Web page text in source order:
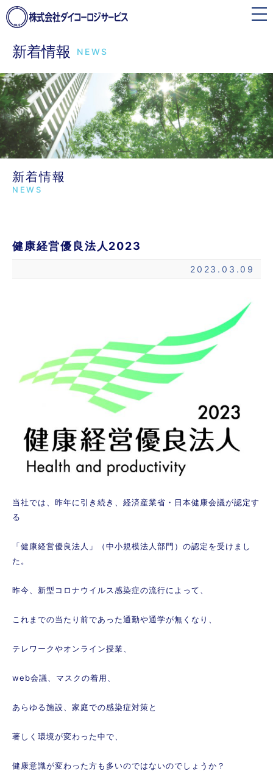
toggle
navigation
新着情報 NEWS
新着情報
NEWS
健康経営優良法人2023
2023.03.09
当社では、昨年に引き続き、経済産業省・日本健康会議が認定す
る
「健康経営優良法人」（中小規模法人部門）の認定を受けまし
た。
昨今、新型コロナウイルス感染症の流行によって、
これまでの当たり前であった通勤や通学が無くなり、
テレワークやオンライン授業、
web会議、マスクの着用、
あらゆる施設、家庭での感染症対策と
著しく環境が変わった中で、
健康意識が変わった方も多いのではないのでしょうか？